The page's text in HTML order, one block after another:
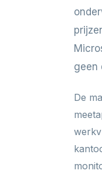
geen
De